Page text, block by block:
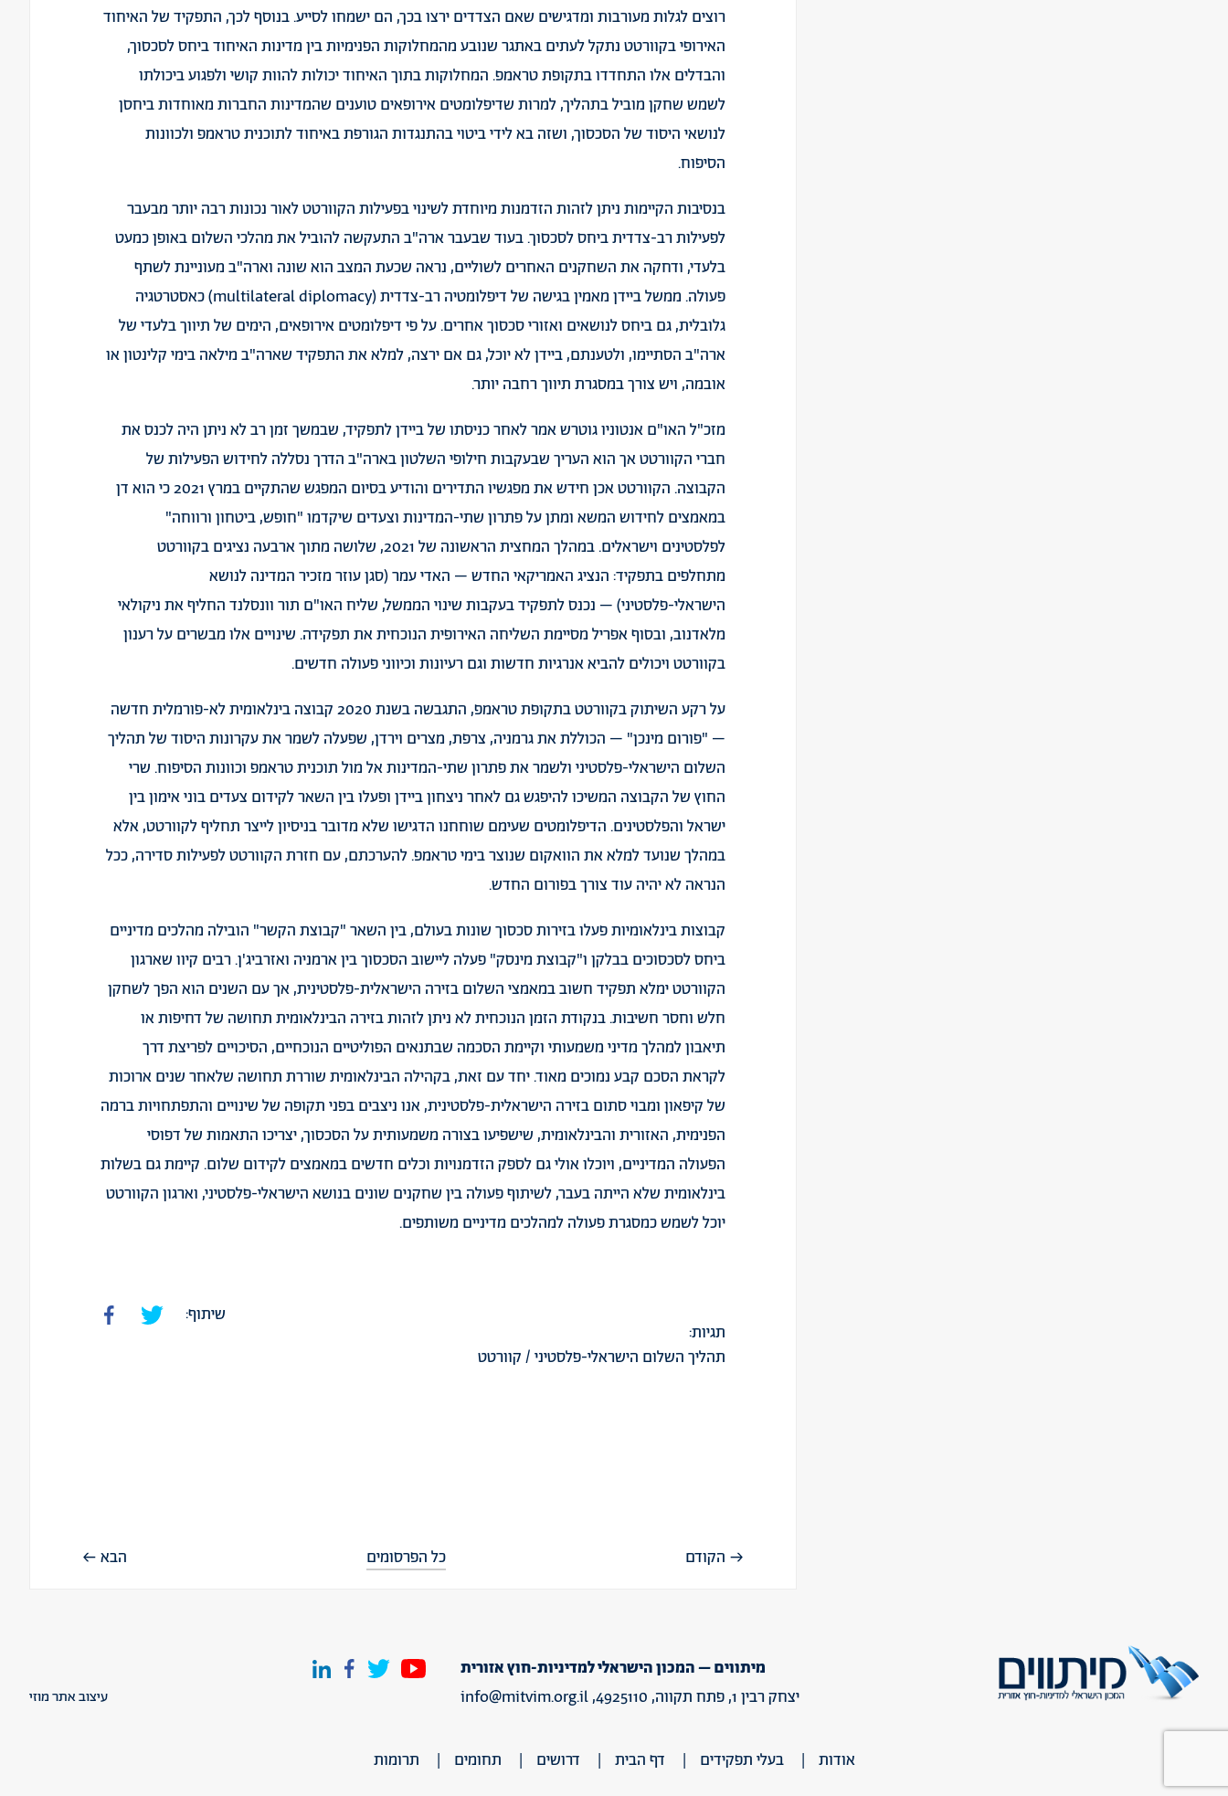
רוצים לגלות מעורבות ומדגישים שאם הצדדים ירצו בכך, הם ישמחו לסייע. בנוסף לכך, התפקיד של האיחוד
האירופי בקוורטט נתקל לעתים באתגר שנובע מהמחלוקות הפנימיות בין מדינות האיחוד ביחס לסכסוך,
והבדלים אלו התחדדו בתקופת טראמפ. המחלוקות בתוך האיחוד יכולות להוות קושי ולפגוע ביכולתו
לשמש שחקן מוביל בתהליך, למרות שדיפלומטים אירופאים טוענים שהמדינות החברות מאוחדות ביחסן
לנושאי היסוד של הסכסוך, ושזה בא לידי ביטוי בהתנגדות הגורפת באיחוד לתוכנית טראמפ ולכוונות
הסיפוח.
בנסיבות הקיימות ניתן לזהות הזדמנות מיוחדת לשינוי בפעילות הקוורטט לאור נכונות רבה יותר מבעבר
לפעילות רב-צדדית ביחס לסכסוך. בעוד שבעבר ארה"ב התעקשה להוביל את מהלכי השלום באופן כמעט
בלעדי, ודחקה את השחקנים האחרים לשוליים, נראה שכעת המצב הוא שונה וארה"ב מעוניינת לשתף
פעולה. ממשל ביידן מאמין בגישה של דיפלומטיה רב-צדדית (multilateral diplomacy) כאסטרטגיה
גלובלית, גם ביחס לנושאים ואזורי סכסוך אחרים. על פי דיפלומטים אירופאים, הימים של תיווך בלעדי של
ארה"ב הסתיימו, ולטענתם, ביידן לא יוכל, גם אם ירצה, למלא את התפקיד שארה"ב מילאה בימי קלינטון או
אובמה, ויש צורך במסגרת תיווך רחבה יותר.
מזכ"ל האו"ם אנטוניו גוטרשאמרלאחר כניסתו של ביידן לתפקיד, שבמשך זמן רב לא ניתן היה לכנס את
חברי הקוורטט אך הוא העריך שבעקבות חילופי השלטון בארה"ב הדרך נסללה לחידוש הפעילות של
הקבוצה. הקוורטט אכן חידש את מפגשיו התדירים והודיע
בסיום המפגש שהתקיים במרץ 2021 כי הוא דן
במאמצים לחידוש המשא ומתן על פתרון שתי-המדינות וצעדים שיקדמו "חופש, ביטחון ורווחה"
לפלסטינים וישראלים. במהלך המחצית הראשונה של 2021, שלושה מתוך ארבעה נציגים בקוורטט
מתחלפים בתפקיד: הנציג האמריקאי החדש – האדי עמר (סגן עוזר מזכיר המדינה לנושא
הישראלי-פלסטיני) – נכנס לתפקיד בעקבות שינוי הממשל, שליח האו"ם תור וונסלנד החליף את ניקולאי
מלאדנוב, ובסוף אפריל מסיימת השליחה האירופית הנוכחית את תפקידה. שינויים אלו מבשרים על רענון
בקוורטט ויכולים להביא אנרגיות חדשות וגם רעיונות וכיווני פעולה חדשים.
על רקע השיתוק בקוורטט בתקופת טראמפ, התגבשה בשנת 2020 קבוצה בינלאומית לא-פורמלית חדשה
– "פורום מינכן" – הכוללת את גרמניה, צרפת, מצרים וירדן, שפעלה לשמר את עקרונות היסוד של תהליך
השלום הישראלי-פלסטיני ולשמר את פתרון שתי-המדינות אל מול תוכנית טראמפ וכוונות הסיפוח. שרי
החוץ של הקבוצה המשיכו להיפגשגם לאחר ניצחון ביידן ופעלו בין השאר לקידום צעדים בוני אימון בין
ישראל והפלסטינים. הדיפלומטים שעימם שוחחנו הדגישו שלא מדובר בניסיון לייצר תחליף לקוורטט, אלא
במהלך שנועד למלא את הוואקום שנוצר בימי טראמפ. להערכתם, עם חזרת הקוורטט לפעילות סדירה, ככל
הנראה לא יהיה עוד צורך בפורום החדש.
קבוצות בינלאומיות פעלו בזירות סכסוך שונות בעולם, בין השאר "קבוצת הקשר" הובילה מהלכים מדיניים
ביחס לסכסוכים בבלקן ו"קבוצת מינסק" פעלה ליישוב הסכסוך בין ארמניה ואזרביג'ן. רבים קיוו שארגון
הקוורטט ימלא תפקיד חשוב במאמצי השלום בזירה הישראלית-פלסטינית, אך עם השנים הוא הפך לשחקן
חלש וחסר חשיבות. בנקודת הזמן הנוכחית לא ניתן לזהות בזירה הבינלאומית תחושה של דחיפות או
תיאבון למהלך מדיני משמעותי וקיימת הסכמה שבתנאים הפוליטיים הנוכחיים, הסיכויים לפריצת דרך
לקראת הסכם קבע נמוכים מאוד. יחד עם זאת, בקהילה הבינלאומית שוררת תחושה שלאחר שנים ארוכות
של קיפאון ומבוי סתום בזירה הישראלית-פלסטינית, אנו ניצבים בפני תקופה של שינויים והתפתחויות ברמה
הפנימית, האזורית והבינלאומית, שישפיעו בצורה משמעותית על הסכסוך, יצריכו התאמות של דפוסי
הפעולה המדיניים, ויוכלו אולי גם לספק הזדמנויות וכלים חדשים במאמצים לקידום שלום. קיימת גם בשלות
בינלאומית שלא הייתה בעבר, לשיתוף פעולה בין שחקנים שונים בנושא הישראלי-פלסטיני, וארגון הקוורטט
יוכל לשמש כמסגרת פעולה למהלכים מדיניים משותפים.
שיתוף:
תגיות:
תהליך השלום הישראלי-פלסטיני / קוורטט
הקודם כל הפרסומים הבא
מיתווים – המכון הישראלי למדיניות-חוץ אזורית
יצחק רבין 1, פתח תקווה, 4925110,
info@mitvim.org.il עיצוב אתר מוזי
אודות בעלי תפקידים דף הבית דרושים תחומים תרומות